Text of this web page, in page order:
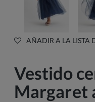
AÑADIR A LA LISTA
Vestido
Margaret